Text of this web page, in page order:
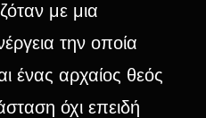
με μια
την οποία
ένας αρχαίος θεός
όχι επειδή